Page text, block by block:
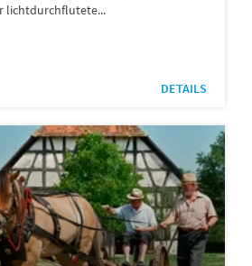
lichtdurchflutete...
DETAILS